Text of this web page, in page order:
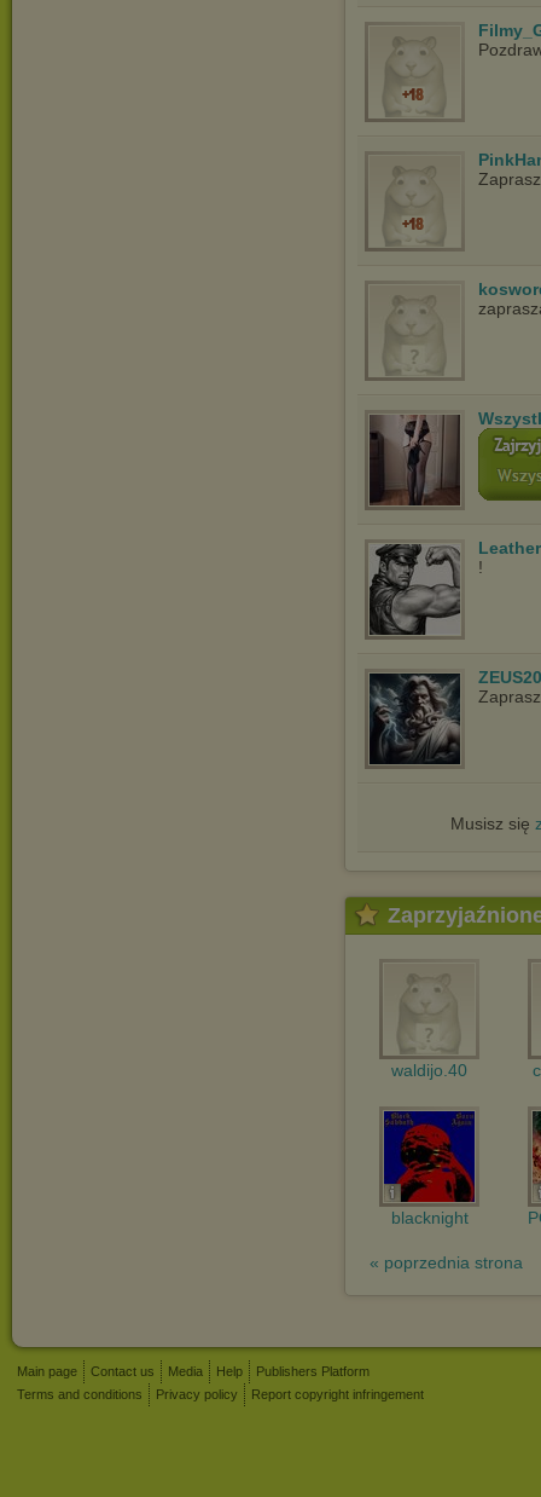
!
Musisz się
waldijo.40
blacknight
« poprzednia strona
Main page Contact us Media Help
Publishers Platform
Terms and conditions
Privacy policy Report copyright infringement